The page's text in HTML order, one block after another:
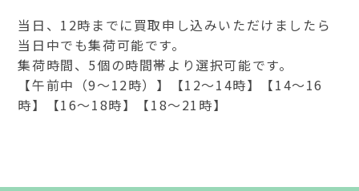
当日、12時までに買取申し込みいただけましたら
当日中でも集荷可能です。
集荷時間、5個の時間帯より選択可能です。
【午前中（9～12時）】【12～14時】【14～16
時】【16～18時】【18～21時】